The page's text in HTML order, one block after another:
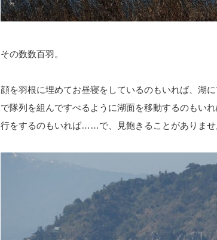
その数数百羽。
顔を羽根に埋めてお昼寝をしているのもいれば、湖
で隊列を組んですべるように湖面を移動するのもい
行をするのもいれば……で、見飽きることがありませ